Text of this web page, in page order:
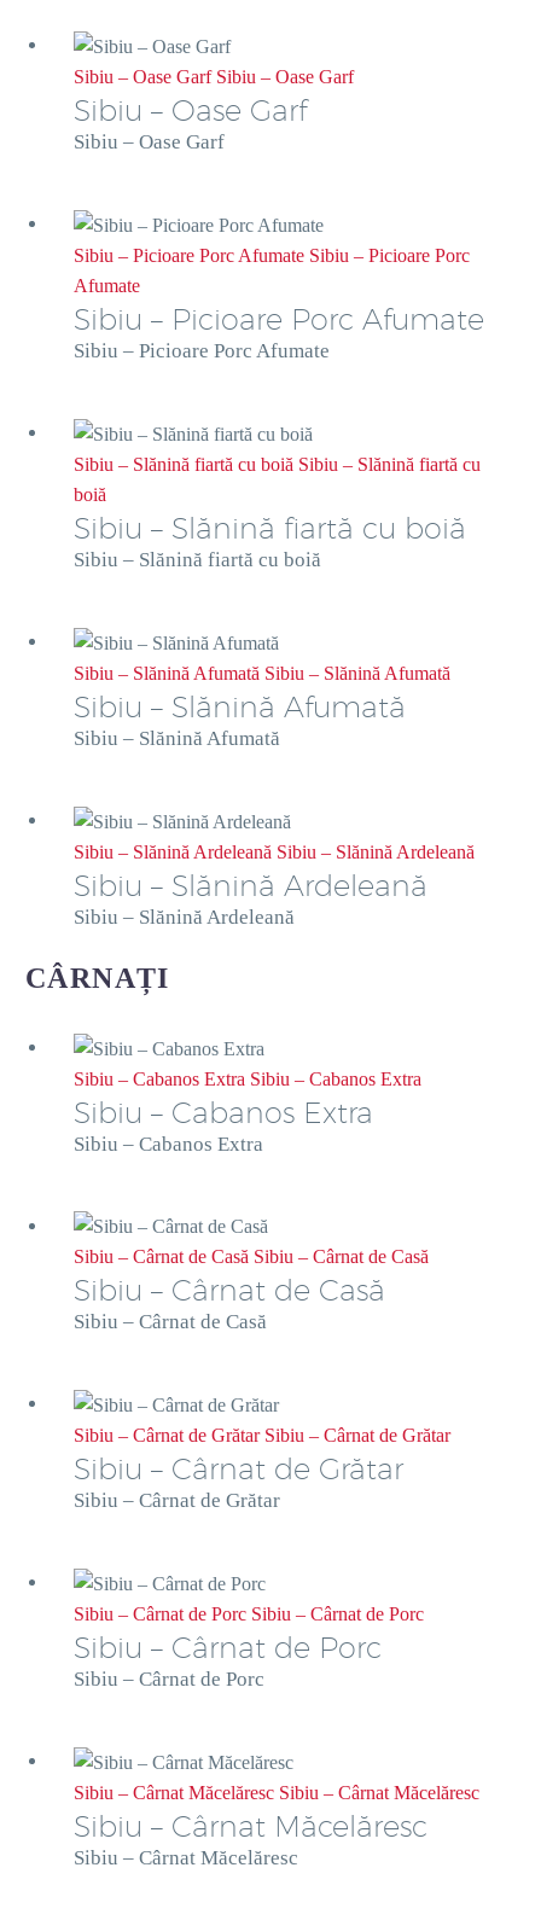
Sibiu – Oase Garf Sibiu – Oase Garf
Sibiu – Oase Garf
Sibiu – Oase Garf
Sibiu – Picioare Porc Afumate Sibiu – Picioare Porc
Afumate
Sibiu – Picioare Porc Afumate
Sibiu – Picioare Porc Afumate
Sibiu – Slănină fiartă cu boiă Sibiu – Slănină fiartă cu
boiă
Sibiu – Slănină fiartă cu boiă
Sibiu – Slănină fiartă cu boiă
Sibiu – Slănină Afumată Sibiu – Slănină Afumată
Sibiu – Slănină Afumată
Sibiu – Slănină Afumată
Sibiu – Slănină Ardeleană Sibiu – Slănină Ardeleană
Sibiu – Slănină Ardeleană
Sibiu – Slănină Ardeleană
CÂRNAȚI
Sibiu – Cabanos Extra Sibiu – Cabanos Extra
Sibiu – Cabanos Extra
Sibiu – Cabanos Extra
Sibiu – Cârnat de Casă Sibiu – Cârnat de Casă
Sibiu – Cârnat de Casă
Sibiu – Cârnat de Casă
Sibiu – Cârnat de Grătar Sibiu – Cârnat de Grătar
Sibiu – Cârnat de Grătar
Sibiu – Cârnat de Grătar
Sibiu – Cârnat de Porc Sibiu – Cârnat de Porc
Sibiu – Cârnat de Porc
Sibiu – Cârnat de Porc
Sibiu – Cârnat Măcelăresc Sibiu – Cârnat Măcelăresc
Sibiu – Cârnat Măcelăresc
Sibiu – Cârnat Măcelăresc